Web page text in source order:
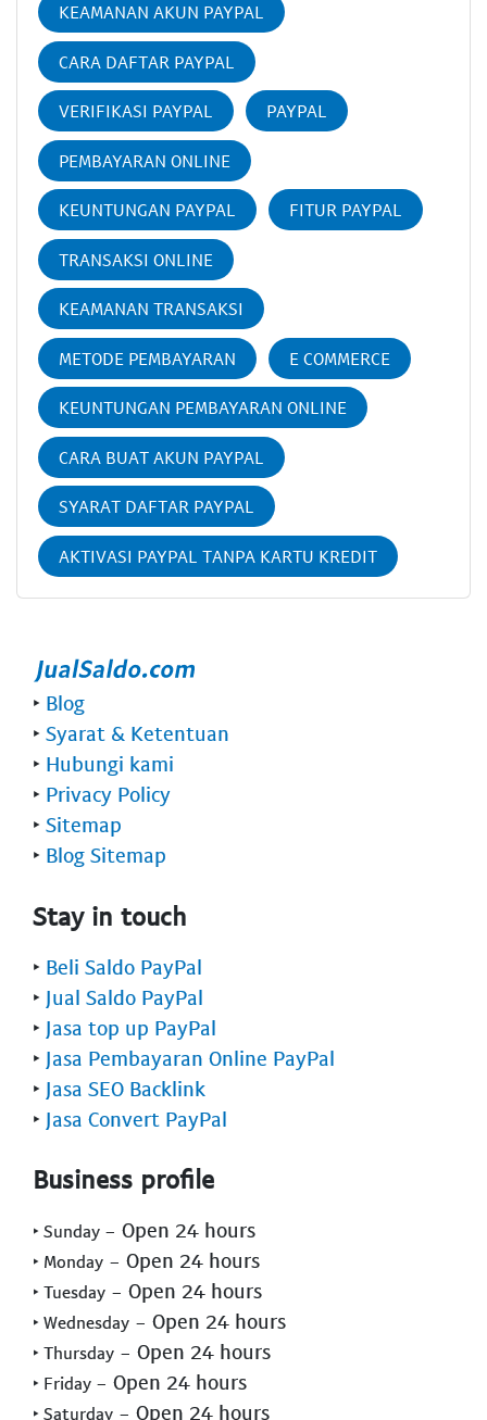
KEAMANAN AKUN PAYPAL
CARA DAFTAR PAYPAL
VERIFIKASI PAYPAL PAYPAL
PEMBAYARAN ONLINE
KEUNTUNGAN PAYPAL FITUR PAYPAL
TRANSAKSI ONLINE
KEAMANAN TRANSAKSI
METODE PEMBAYARAN E COMMERCE
KEUNTUNGAN PEMBAYARAN ONLINE
CARA BUAT AKUN PAYPAL
SYARAT DAFTAR PAYPAL
AKTIVASI PAYPAL TANPA KARTU KREDIT
‣ Blog
‣ Syarat & Ketentuan
‣ Hubungi kami
‣ Privacy Policy
‣ Sitemap
‣ Blog Sitemap
Stay in touch
‣ Beli Saldo PayPal
‣ Jual Saldo PayPal
‣ Jasa top up PayPal
‣ Jasa Pembayaran Online PayPal
‣ Jasa SEO Backlink
‣ Jasa Convert PayPal
Business profile
‣ Sunday - Open 24 hours
‣ Monday - Open 24 hours
‣ Tuesday - Open 24 hours
‣ Wednesday - Open 24 hours
‣ Thursday - Open 24 hours
‣ Friday - Open 24 hours
‣ Saturday - Open 24 hours